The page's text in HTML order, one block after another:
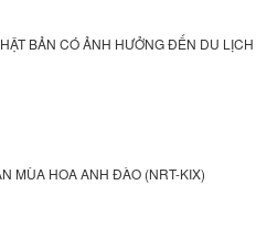
BẢN CÓ ẢNH HƯỞNG ĐẾN DU LỊCH
MÙA HOA ANH ĐÀO (NRT-KIX)